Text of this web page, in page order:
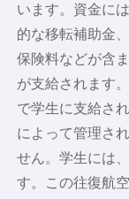
います。資金に
的な移転補助金
保険料などが含
が支給されます
で学生に支給さ
によって管理さ
せん。学生には
す。この往復航